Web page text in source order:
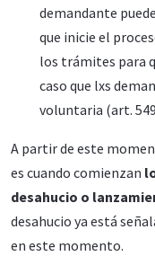
demandante
que inicie el
los trámites para
caso que lxs
voluntaria (art. 549
A partir de este
es cuando comienzan
desahucio o
desahucio ya está
en este momento.